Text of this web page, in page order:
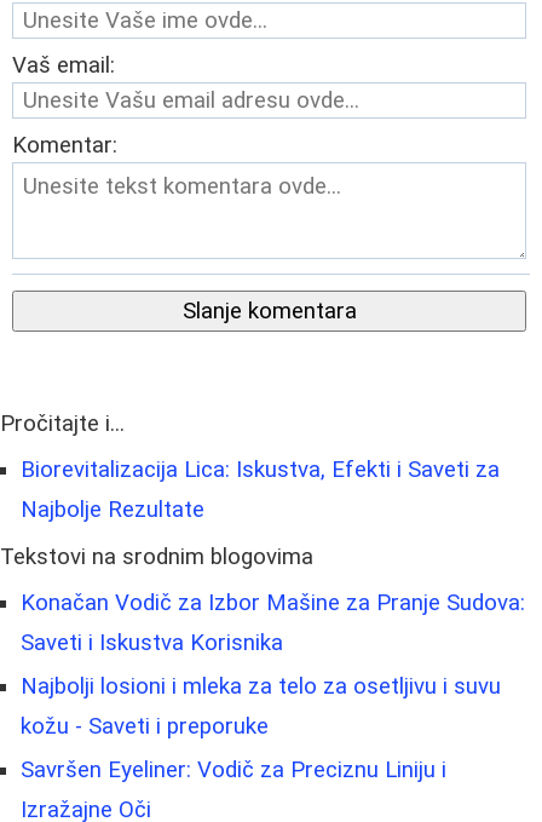
Vaš email:
Komentar:
Slanje komentara
Pročitajte i...
Biorevitalizacija Lica: Iskustva, Efekti i Saveti za
Najbolje Rezultate
Tekstovi na srodnim blogovima
Konačan Vodič za Izbor Mašine za Pranje Sudova:
Saveti i Iskustva Korisnika
Najbolji losioni i mleka za telo za osetljivu i suvu
kožu - Saveti i preporuke
Savršen Eyeliner: Vodič za Preciznu Liniju i
Izražajne Oči